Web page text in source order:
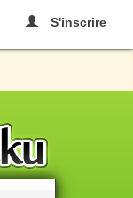
S'inscrire